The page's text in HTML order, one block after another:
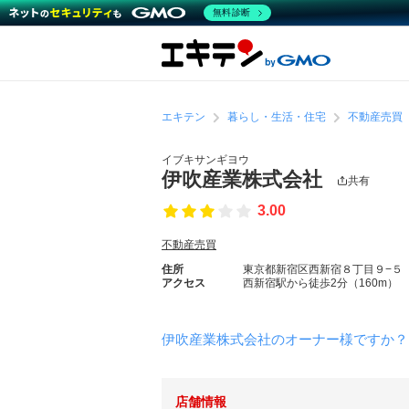
エキテン 暮らし・生活・住宅 不動産売買
イブキサンギヨウ
伊吹産業株式会社 共有
3.00
不動産売買
住所
東京都新宿区西新宿８丁目９−５
アクセス
西新宿駅から徒歩2分（160m）
伊吹産業株式会社のオーナー様ですか？
店舗情報
無料診断